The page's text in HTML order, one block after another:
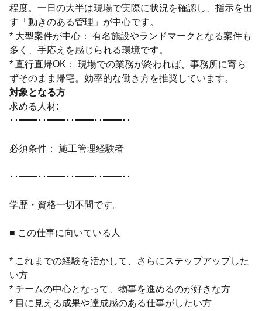
程度。一日の大半は現場で実際に状況を確認し、指示を出
す「動きのある管理」が中心です。
* 大型案件が中心： 有名施設やランドマークとなる案件も
多く、手応えを感じられる環境です。
* 直行直帰OK： 現場での業務が終われば、事務所に寄ら
ずそのまま帰宅。効率的な働き方を推奨しています。
対象となる方
求める人材:
･･━━･･━━･･━━･･━━･･
必須条件： 施工管理経験者
･･━━･･━━･･━━･･━━･･
学歴・資格一切不問です。
■ この仕事に向いている人
* これまでの経験を活かして、さらにステップアップした
い方
* チームの中心となって、物事を進めるのが好きな方
* 目に見える成果や達成感のある仕事がしたい方